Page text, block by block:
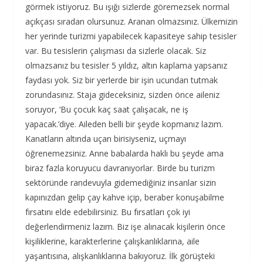
görmek istiyoruz. Bu ışığı sizlerde göremezsek normal
açıkçası sıradan olursunuz. Aranan olmazsınız. Ülkemizin
her yerinde turizmi yapabilecek kapasiteye sahip tesisler
var. Bu tesislerin çalışması da sizlerle olacak. Siz
olmazsanız bu tesisler 5 yıldız, altın kaplama yapsanız
faydası yok. Siz bir yerlerde bir işin ucundan tutmak
zorundasınız. Staja gideceksiniz, sizden önce aileniz
soruyor, ‘Bu çocuk kaç saat çalışacak, ne iş
yapacak.’diye. Aileden belli bir şeyde kopmanız lazım.
Kanatların altında uçan birisiyseniz, uçmayı
öğrenemezsiniz. Anne babalarda haklı bu şeyde ama
biraz fazla koruyucu davranıyorlar. Birde bu turizm
sektöründe randevuyla gidemediğiniz insanlar sizin
kapınızdan gelip çay kahve içip, beraber konuşabilme
fırsatını elde edebilirsiniz. Bu fırsatları çok iyi
değerlendirmeniz lazım. Biz işe alınacak kişilerin önce
kişiliklerine, karakterlerine çalışkanlıklarına, aile
yaşantısına, alışkanlıklarına bakıyoruz. İlk görüşteki